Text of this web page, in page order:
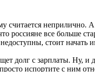
считается неприлично.
россияне все больше
стоит начать
долг с зарплаты. Ну,
испортите с ним